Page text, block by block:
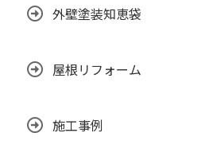
外壁塗装知恵袋
屋根リフォーム
施工事例